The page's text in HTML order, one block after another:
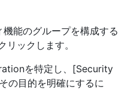
能のグループを構成する
リックします。
を特定し、[Security
の目的を明確にするに